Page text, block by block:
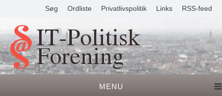
Søg Ordliste Privatlivspolitik Links RSS-feed
IT-Politisk
Forening
MENU